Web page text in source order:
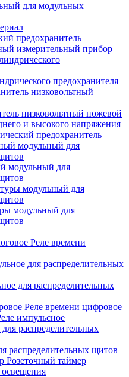
для модульных
предохранитель
измерительный прибор
предохранителя
низковольтный ножевой
и высокого напряжения
предохранитель
модульный для
модульный для
Реле времени
для распределительных
Реле времени цифровое
импульсное
распределительных щитов
Розеточный таймер